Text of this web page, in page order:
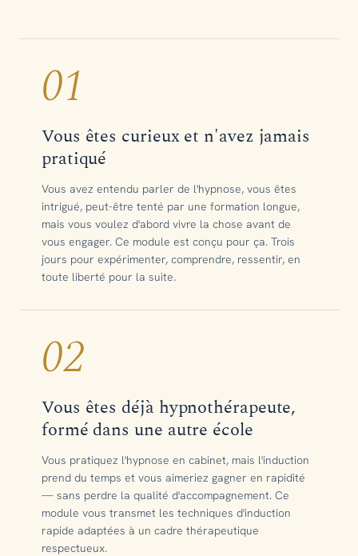
01
Vous êtes curieux et n'avez jamais
pratiqué
Vous avez entendu parler de l'hypnose, vous êtes
intrigué, peut-être tenté par une formation longue,
mais vous voulez d'abord vivre la chose avant de
vous engager. Ce module est conçu pour ça. Trois
jours pour expérimenter, comprendre, ressentir, en
toute liberté pour la suite.
02
Vous êtes déjà hypnothérapeute,
formé dans une autre école
Vous pratiquez l'hypnose en cabinet, mais l'induction
prend du temps et vous aimeriez gagner en rapidité
— sans perdre la qualité d'accompagnement. Ce
module vous transmet les techniques d'induction
rapide adaptées à un cadre thérapeutique
respectueux.